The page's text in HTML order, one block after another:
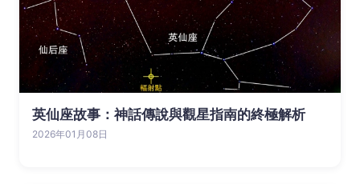
英仙座故事：神話傳說與觀星指南的終極解析
2026年01月08日